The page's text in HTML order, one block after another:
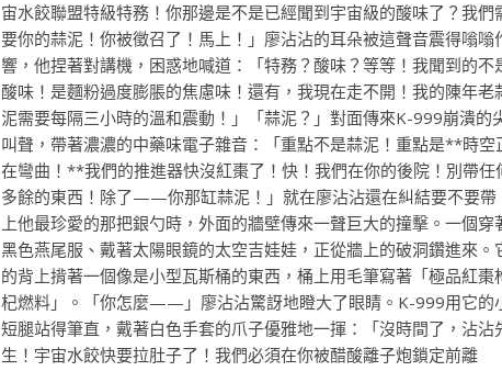
宙水餃聯盟特級特務！你那邊是不是已經聞到宇宙級的酸味了？我們
要你的蒜泥！你被徵召了！馬上！」廖沾沾的耳朵被這聲音震得嗡嗡
響，他捏著對講機，困惑地喊道：「特務？酸味？等等！我聞到的不
酸味！是麵粉過度膨脹的焦慮味！還有，我現在走不開！我的陳年老
泥需要每隔三小時的溫和震動！」「蒜泥？」對面傳來K-999崩潰的
叫聲，帶著濃濃的中藥味電子雜音：「重點不是蒜泥！重點是**時空
在彎曲！**我們的推進器快沒紅棗了！快！我們在你的後院！別帶任
多餘的東西！除了——你那缸蒜泥！」就在廖沾沾還在糾結要不要帶
上他最珍愛的那把銀勺時，外面的牆壁傳來一聲巨大的撞擊。一個穿
黑色燕尾服、戴著太陽眼鏡的太空吉娃娃，正從牆上的破洞鑽進來。
的背上揹著一個像是小型瓦斯桶的東西，桶上用毛筆寫著「極品紅棗
杞燃料」。「你怎麼——」廖沾沾驚訝地瞪大了眼睛。K-999用它的
短腿站得筆直，戴著白色手套的爪子優雅地一揮：「沒時間了，沾沾
生！宇宙水餃快要拉肚子了！我們必須在你被醋酸離子炮鎖定前離